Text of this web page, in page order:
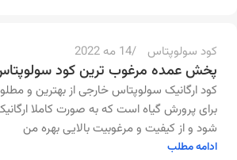
کود سولوپتاس 14 مه 2022
پخش عمده مرغوب ترین کود
کود ارگانیک سولوپتاس خارجی از بهترین و
برای پرورش گیاه است که به صورت کاملا
شود و از کیفیت و مرغوبیت بالایی بهره من
ادامه مطلب
admin
0